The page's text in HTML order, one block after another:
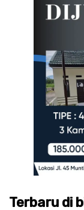
Terbaru di